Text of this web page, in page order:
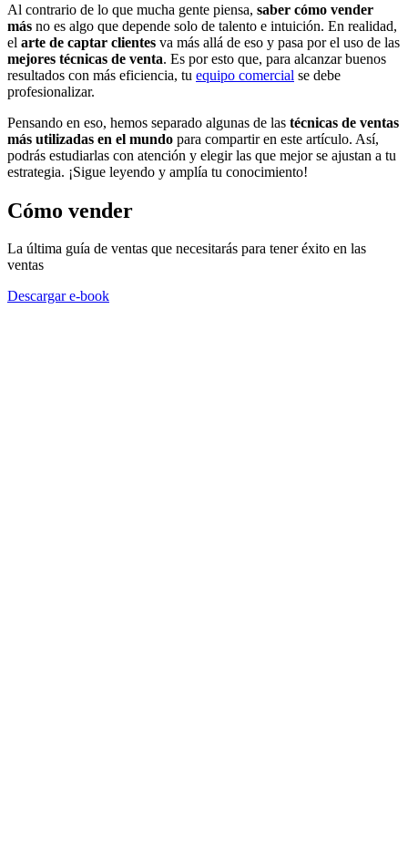
Al contrario de lo que mucha gente piensa, saber cómo vender
más no es algo que depende solo de talento e intuición. En realidad,
el arte de captar clientes va más allá de eso y pasa por el uso de las
mejores técnicas de venta. Es por esto que, para alcanzar buenos
resultados con más eficiencia, tu equipo comercial se debe
profesionalizar.
Pensando en eso, hemos separado algunas de las técnicas de ventas
más utilizadas en el mundo para compartir en este artículo. Así,
podrás estudiarlas con atención y elegir las que mejor se ajustan a tu
estrategia. ¡Sigue leyendo y amplía tu conocimiento!
Cómo vender
La última guía de ventas que necesitarás para tener éxito en las
ventas
Descargar e-book